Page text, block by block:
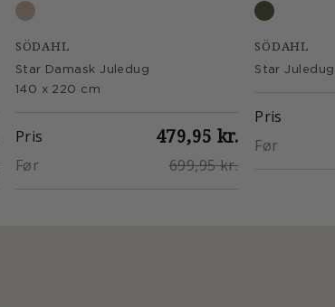
SÖDAHL
Star Damask Juledug
140 x 220 cm
Pris 479,95 kr.
Før 699,95 kr.
SÖDAHL
Star Juledug
Pris
Før